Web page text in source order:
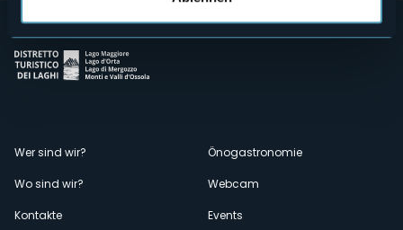
Menù
secondario
Wer sind wir?
Wo sind wir?
Kontakte
Önogastronomie
Webcam
Events